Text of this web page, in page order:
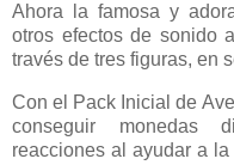
Ahora la famosa y
otros efectos de sonido
través de tres figuras, en
Con el Pack Inicial de
conseguir monedas
reacciones al ayudar a